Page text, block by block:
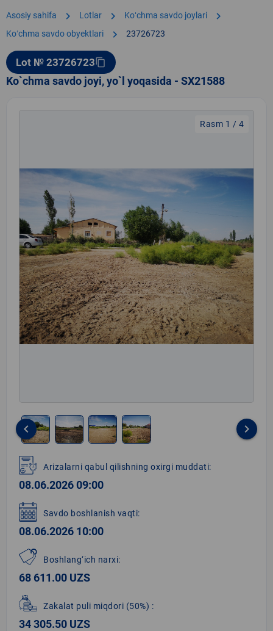
Asosiy sahifa chevron_right Lotlar chevron_right Koʻchma savdo joylari chevron_right
Koʻchma savdo obyektlari chevron_right 23726723
Lot № 23726723content_copy
Ko`chma savdo joyi, yo`l yoqasida - SX21588
Rasm 1 / 4
1
of
4
keyboard_arrow_left keyboard_arrow_right
Arizalarni qabul qilishning oxirgi muddati:
08.06.2026 09:00
Savdo boshlanish vaqti:
08.06.2026 10:00
Boshlang‘ich narxi:
68 611.00 UZS
Zakalat puli miqdori (50%) :
34 305.50 UZS